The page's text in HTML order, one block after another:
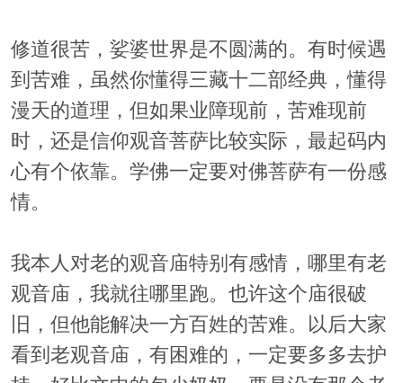
修道很苦，娑婆世界是不圆满的。有时候遇
到苦难，虽然你懂得三藏十二部经典，懂得
漫天的道理，但如果业障现前，苦难现前
时，还是信仰观音菩萨比较实际，最起码内
心有个依靠。学佛一定要对佛菩萨有一份感
情。
我本人对老的观音庙特别有感情，哪里有老
观音庙，我就往哪里跑。也许这个庙很破
旧，但他能解决一方百姓的苦难。以后大家
看到老观音庙，有困难的，一定要多多去护